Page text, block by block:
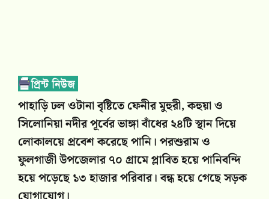
পাহাড়ি ঢল ওটানা বৃষ্টিতে ফেনীর মুহুরী, কহুয়া ও
সিলোনিয়া নদীর পূর্বের ভাঙ্গা বাঁধের ২৪টি স্থান দিয়ে
লোকালয়ে প্রবেশ করেছে পানি। পরশুরাম ও
ফুলগাজী উপজেলার ৭০ গ্রামে প্লাবিত হয়ে পানিবন্দি
হয়ে পড়েছে ১৩ হাজার পরিবার। বন্ধ হয়ে গেছে সড়ক